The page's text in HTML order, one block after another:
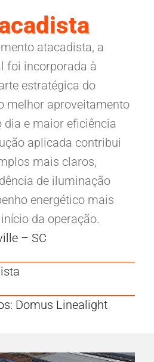
atacadista, a
foi incorporada à
estratégica do
melhor aproveitamento
dia e maior eficiência
aplicada contribui
mais claros,
de iluminação
energético mais
da operação.
– SC
Domus Linealight